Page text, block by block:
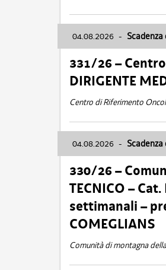
04.08.2026 -
331/26 –
DIRIGENTE
Centro di Riferimento
04.08.2026 -
330/26 –
TECNICO –
settimanali –
COMEGLIANS
Comunità di montagna